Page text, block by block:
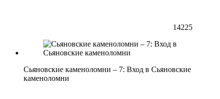
14225
Сьяновские каменоломни – 7: Вход в Сьяновские
каменоломни